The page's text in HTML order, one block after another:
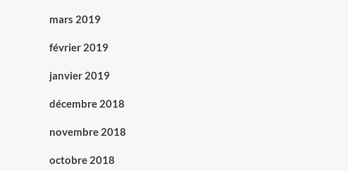
mars 2019
février 2019
janvier 2019
décembre 2018
novembre 2018
octobre 2018